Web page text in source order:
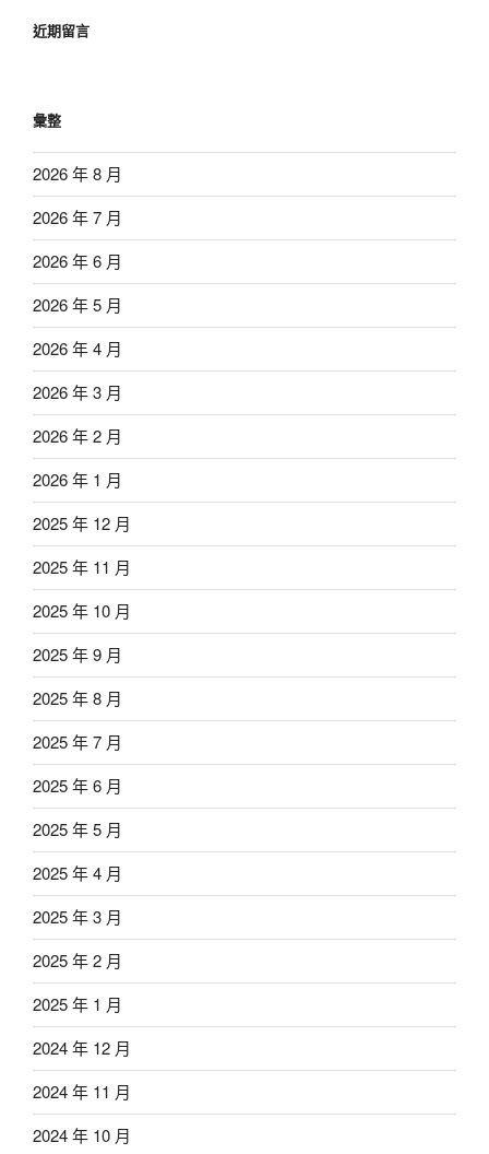
近期留言
彙整
2026 年 8 月
2026 年 7 月
2026 年 6 月
2026 年 5 月
2026 年 4 月
2026 年 3 月
2026 年 2 月
2026 年 1 月
2025 年 12 月
2025 年 11 月
2025 年 10 月
2025 年 9 月
2025 年 8 月
2025 年 7 月
2025 年 6 月
2025 年 5 月
2025 年 4 月
2025 年 3 月
2025 年 2 月
2025 年 1 月
2024 年 12 月
2024 年 11 月
2024 年 10 月